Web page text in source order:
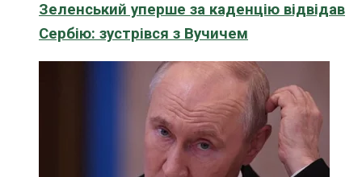
Зеленський уперше за каденцію відвідав
Сербію: зустрівся з Вучичем